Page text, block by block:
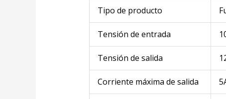
Tipo de producto
Tensión de entrada
Tensión de salida
Corriente máxima de salida